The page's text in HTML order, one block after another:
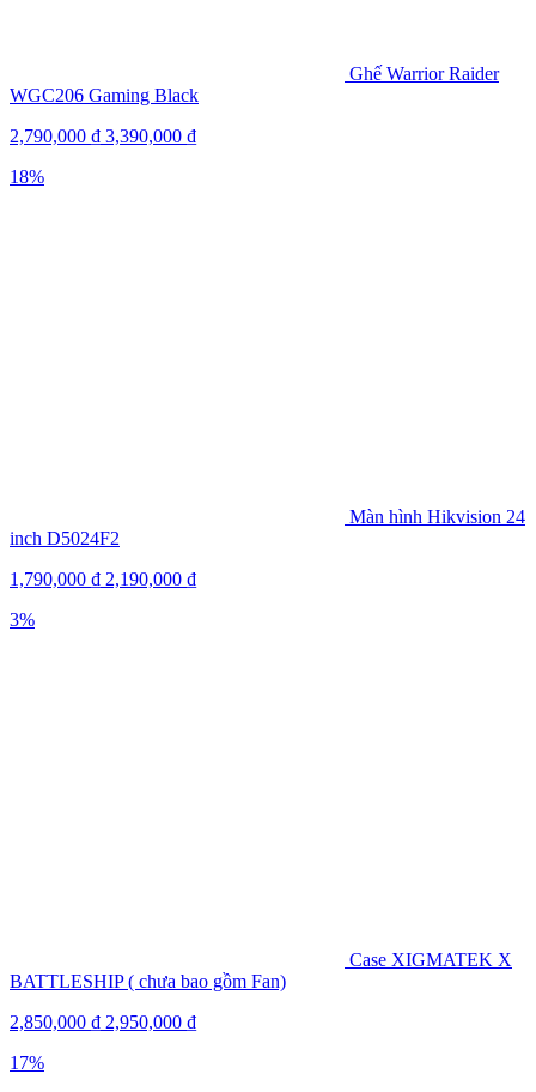
Ghế Warrior Raider
WGC206 Gaming Black
2,790,000 ₫ 3,390,000 ₫
18%
Màn hình Hikvision 24
inch D5024F2
1,790,000 ₫ 2,190,000 ₫
3%
Case XIGMATEK X
BATTLESHIP ( chưa bao gồm Fan)
2,850,000 ₫ 2,950,000 ₫
17%